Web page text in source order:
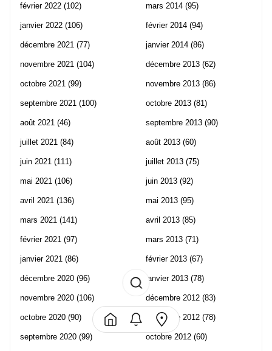
février 2022 (102)
janvier 2022 (106)
décembre 2021 (77)
novembre 2021 (104)
octobre 2021 (99)
septembre 2021 (100)
août 2021 (46)
juillet 2021 (84)
juin 2021 (111)
mai 2021 (106)
avril 2021 (136)
mars 2021 (141)
février 2021 (97)
janvier 2021 (86)
décembre 2020 (96)
novembre 2020 (106)
octobre 2020 (90)
septembre 2020 (99)
mars 2014 (95)
février 2014 (94)
janvier 2014 (86)
décembre 2013 (62)
novembre 2013 (86)
octobre 2013 (81)
septembre 2013 (90)
août 2013 (60)
juillet 2013 (75)
juin 2013 (92)
mai 2013 (95)
avril 2013 (85)
mars 2013 (71)
février 2013 (67)
janvier 2013 (78)
décembre 2012 (83)
novembre 2012 (78)
octobre 2012 (60)